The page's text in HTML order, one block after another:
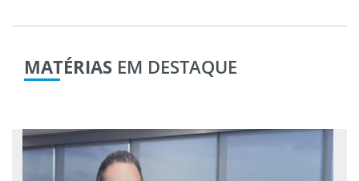
MATÉRIAS EM DESTAQUE